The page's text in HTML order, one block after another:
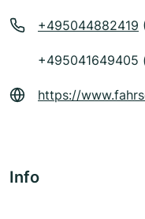
+495044882419
+495041649405
https://
Info